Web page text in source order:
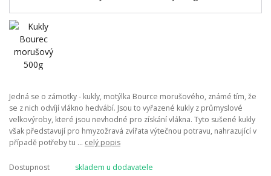
Jedná se o zámotky - kukly, motýlka Bource morušového, známé tím, že
se z nich odvíjí vlákno hedvábí. Jsou to vyřazené kukly z průmyslové
velkovýroby, které jsou nevhodné pro získání vlákna. Tyto sušené kukly
však představují pro hmyzožravá zvířata výtečnou potravu, nahrazující v
případě potřeby tu ... celý popis
Dostupnost
skladem u dodavatele